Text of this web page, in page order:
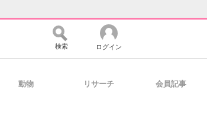
検索 ログイン
動物 リサーチ 会員記事